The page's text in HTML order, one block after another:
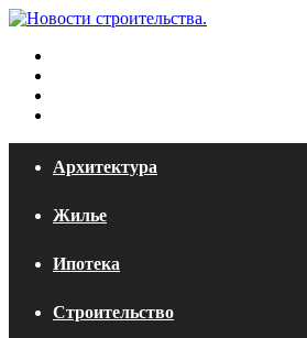
Архитектура
Жилье
Ипотека
Строительство